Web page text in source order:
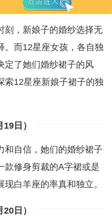
刻，新娘子的婚纱选择无
。而12星座女孩，各自独
定了她们婚纱裙子的风
索12星座新娘子裙子的独
日）
和自信，她们的婚纱裙子
款修身剪裁的A字裙或是
白羊座的率真和独立。
日）